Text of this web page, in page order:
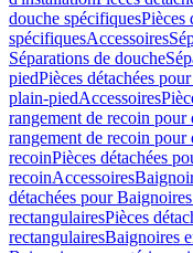
douche spécifiquesPièces
spécifiquesAccessoires
Séparations de douche
piedPièces détachées
plain-piedAccessoires
rangement de recoin pour
rangement de recoin pour
recoinPièces détachées
recoinAccessoires
détachées pour
rectangulairesPièces
rectangulairesBaignoires